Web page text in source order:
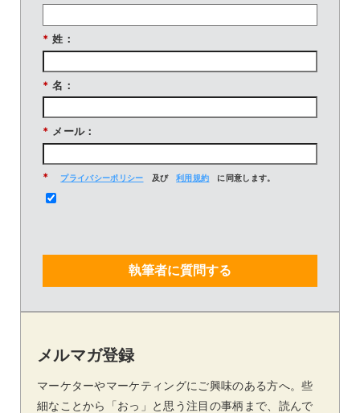
* 姓：
* 名：
* メール：
* プライバシーポリシー 及び 利用規約 に同意します。
執筆者に質問する
メルマガ登録
マーケターやマーケティングにご興味のある方へ。些
細なことから「おっ」と思う注目の事柄まで、読んで